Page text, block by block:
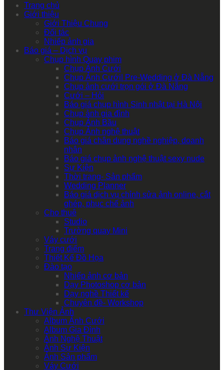
Trang chủ
Giới thiệu
Giới Thiệu Chung
Đối tác
Nhiếp ảnh gia
Báo giá – Dịch vụ
Chụp hình Quay phim
Chụp Ảnh Cưới
Chụp Ảnh Cưới| Pre-Wedding ở Đà Nẵng
Chụp ảnh cưới trọn gói ở Đà Nẵng
Cưới – Hỏi
Báo giá chụp hình Sinh nhật tại Hà Nội
Chụp ảnh gia đình
Chụp Ảnh Bầu
Chụp Ảnh nghệ thuật
Báo giá chân dung nghề nghiệp, doanh
nhân
Báo giá chụp ảnh nghệ thuật sexy nude
Sự Kiện
Thời trang- Sản phẩm
Wedding Planner
Báo giá dịch vụ chỉnh sửa ảnh online, cắt
ghép, phục chế ảnh
Cho thuê
Studio
Trường quay Mini
Váy cưới
Trang điểm
Thiết Kế Đồ Họa
Đào tạo
Nhiếp ảnh cơ bản
Dạy Photoshop cơ bản
Dạy nghề Thiết kế
Chuyên đề- Workshop
Thư Viện Ảnh
Album Ảnh Cưới
Album Gia Đình
Ảnh Nghệ Thuật
Ảnh Sự Kiện
Ảnh Sản phẩm
Váy Cưới